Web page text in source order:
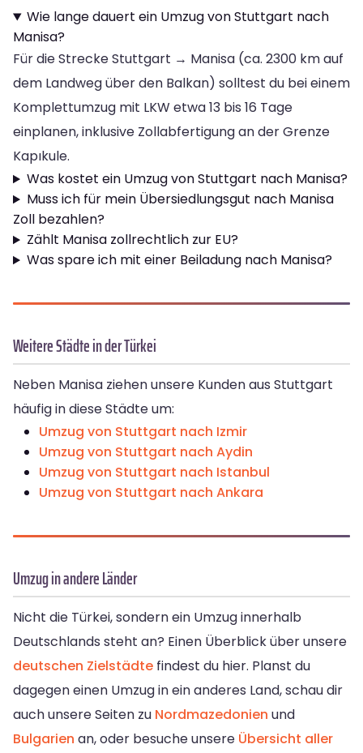
Wie lange dauert ein Umzug von Stuttgart nach
Manisa?
Für die Strecke Stuttgart → Manisa (ca. 2300 km auf
dem Landweg über den Balkan) solltest du bei einem
Komplettumzug mit LKW etwa 13 bis 16 Tage
einplanen, inklusive Zollabfertigung an der Grenze
Kapıkule.
Was kostet ein Umzug von Stuttgart nach Manisa?
Muss ich für mein Übersiedlungsgut nach Manisa
Zoll bezahlen?
Zählt Manisa zollrechtlich zur EU?
Was spare ich mit einer Beiladung nach Manisa?
Weitere Städte in der Türkei
Neben Manisa ziehen unsere Kunden aus Stuttgart
häufig in diese Städte um:
Umzug von Stuttgart nach Izmir
Umzug von Stuttgart nach Aydin
Umzug von Stuttgart nach Istanbul
Umzug von Stuttgart nach Ankara
Umzug in andere Länder
Nicht die Türkei, sondern ein Umzug innerhalb
Deutschlands steht an? Einen Überblick über unsere
deutschen Zielstädte findest du hier. Planst du
dagegen einen Umzug in ein anderes Land, schau dir
auch unsere Seiten zu Nordmazedonien und
Bulgarien an, oder besuche unsere Übersicht aller